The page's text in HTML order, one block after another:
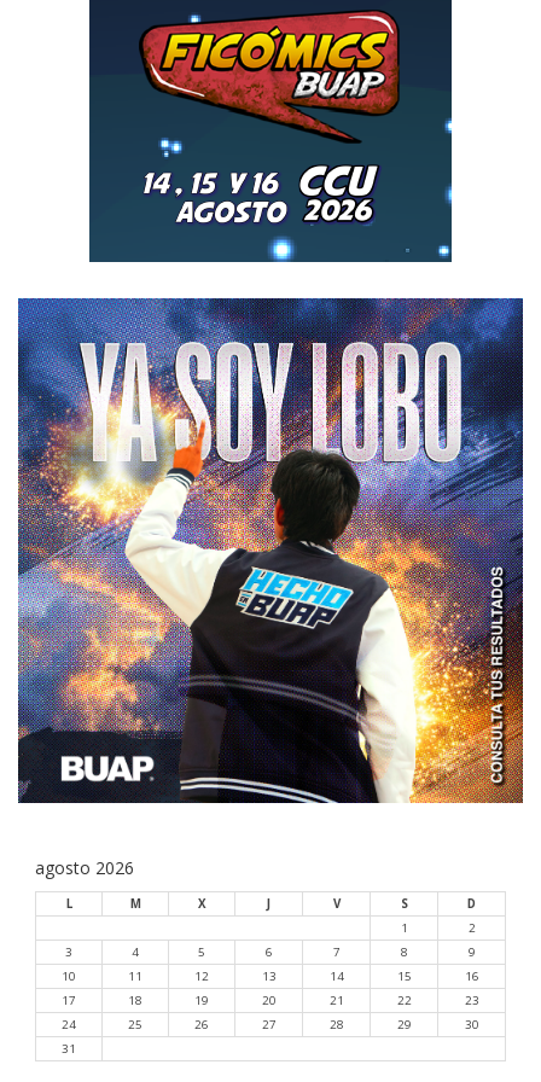
agosto 2026
L M X J V S
D
1
2
3
4 5 6 7 8
9
10
11 12 13 14 15
16
17
18 19 20 21 22
23
24
25 26 27 28 29
30
31